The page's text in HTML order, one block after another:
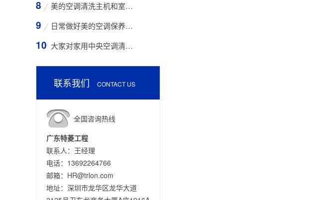
美的空调清洗主机和室外空气入口的步骤
日常做好美的空调保养工作有哪些好处？
大家对家用中央空调清洗存在哪些误区？
联系我们 CONTACT US
全国咨询热线
广东特菱工程
联系人：王经理
电话：13692264766
邮箱：HR@trlon.com
地址：深圳市龙华区龙华大道